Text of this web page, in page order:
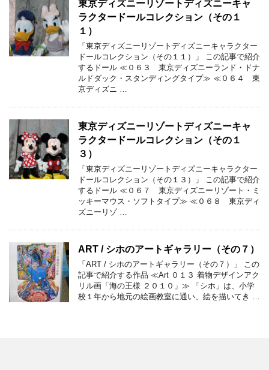
東京ディズニーリゾートディズニーキャ
ラクタードールコレクション（その１
１）
「東京ディズニーリゾートディズニーキャラクター
ドールコレクション（その１１）」 この記事で紹介
するドール ≪０６３ 東京ディズニーランド・ドナ
ルドダック・スタンディングタイプ≫ ≪０６４ 東
京ディズニ …
東京ディズニーリゾートディズニーキャ
ラクタードールコレクション（その１
３）
「東京ディズニーリゾートディズニーキャラクター
ドールコレクション（その１３）」 この記事で紹介
するドール ≪０６７ 東京ディズニーリゾート・ミ
ッキーマウス・ソフトタイプ≫ ≪０６８ 東京ディ
ズニーリゾ …
ART / シホのアートギャラリー（その７）
「ART / シホのアートギャラリー（その７）」 この
記事で紹介する作品 ≪Art ０１３ 着物デザインアク
リル画「海の王様 ２０１０」≫ 「シホ」は、小学
校１年から地元の絵画教室に通い、絵を描いてき …